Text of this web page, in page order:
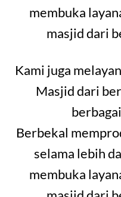
membuka
masjid dari
Kami juga
Masjid dari
Berbekal
selama lebih
membuka